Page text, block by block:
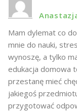
Mam dylemat co
mnie do nauki,
wynoszę, a tylko
edukacja domowa
przestanę mieć
jakiegoś
przygotować